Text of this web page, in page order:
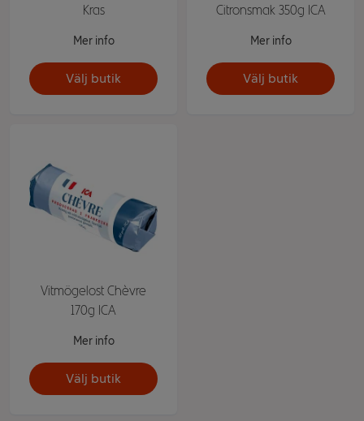
Kras
Mer info
Välj butik
Citronsmak 350g ICA
Mer info
Välj butik
Vitmögelost Chèvre
170g ICA
Mer info
Välj butik